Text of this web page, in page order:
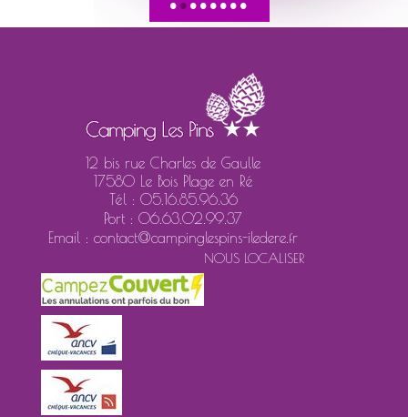
••••••••
12 bis rue Charles de Gaulle
17580 Le Bois Plage en Ré
Tél : 05.16.85.96.36
Port : 06.63.02.99.37
Email : contact@campinglespins-iledere.fr
NOUS LOCALISER